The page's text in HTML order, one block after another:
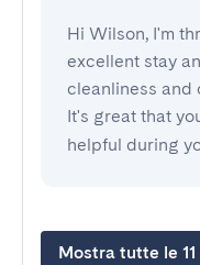
Hi Wilson, I'm
excellent stay
cleanliness and
It's great that
helpful during
Mostra tutte le